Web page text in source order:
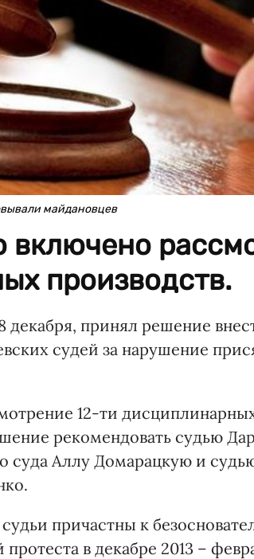
майдановцев
включено
производств.
декабря, принял решение
судей за нарушение
12-ти
рекомендовать судью
суда Аллу Домарацкую и
причастны к
в декабре 2013 –